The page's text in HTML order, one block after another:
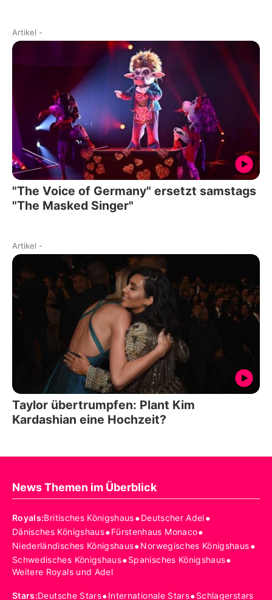
Artikel -
"The Voice of Germany" ersetzt samstags
"The Masked Singer"
Artikel -
Taylor übertrumpfen: Plant Kim
Kardashian eine Hochzeit?
News Themen im Überblick
Royals:Britisches Königshaus•Deutscher Adel•
Dänisches Königshaus•Fürstenhaus Monaco•
Niederländisches Königshaus•Norwegisches Königshaus•
Schwedisches Königshaus•Spanisches Königshaus•
Weitere Royals und Adel
Stars:Deutsche Stars•Internationale Stars•Schlagerstars